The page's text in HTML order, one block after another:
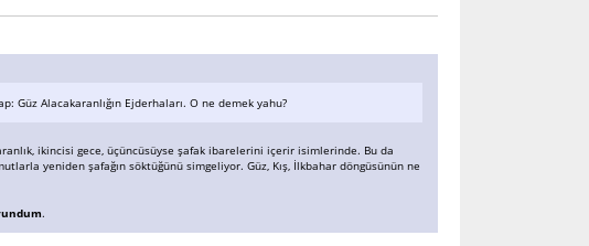
Güz Alacakaranlığın Ejderhaları. O ne demek yahu?
ikincisi gece, üçüncüsüyse şafak ibarelerini içerir isimlerinde. Bu da
yeniden şafağın söktüğünü simgeliyor. Güz, Kış, İlkbahar döngüsünün ne
.